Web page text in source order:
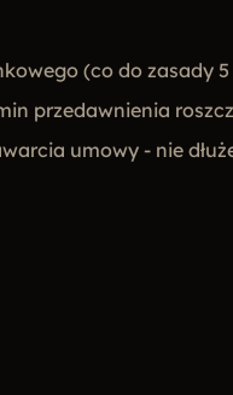
(co do zasady
przedawnienia
umowy - nie